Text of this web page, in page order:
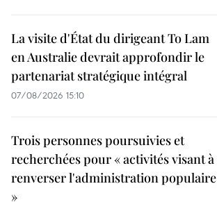
La visite d'État du dirigeant To Lam
en Australie devrait approfondir le
partenariat stratégique intégral
07/08/2026 15:10
Trois personnes poursuivies et
recherchées pour « activités visant à
renverser l'administration populaire
»